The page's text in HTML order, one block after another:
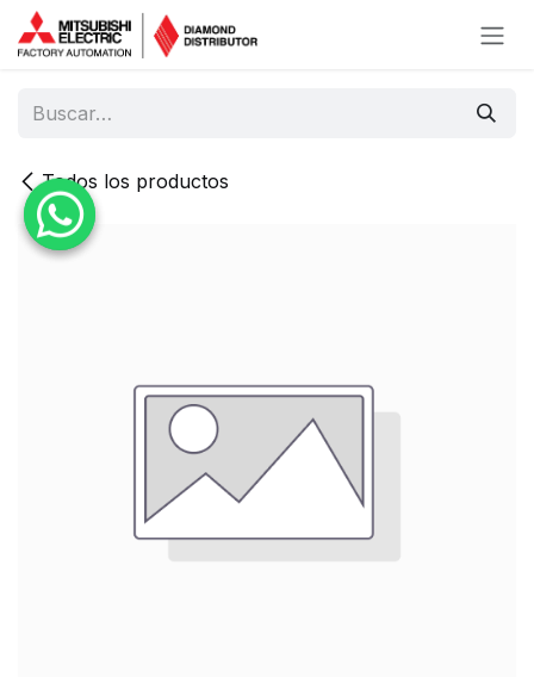
Ir al contenido
Todos los productos